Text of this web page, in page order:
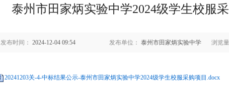
泰州市田家炳实验中学2024级学生校服
发布时间： 2024-12-04 09:54 发布单位： 泰州市田家炳实验中学 浏览量
20241203关-4-中标结果公示-泰州市田家炳实验中学2024级学生校服采购项目.docx